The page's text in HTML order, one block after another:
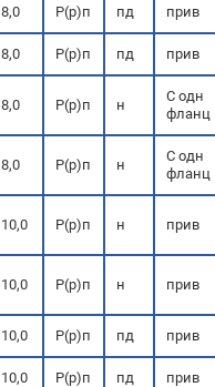
8,0 Р(р)п пд прив
8,0 Р(р)п пд прив
8,0 Р(р)п н
С одн
фланц
8,0 Р(р)п н
С одн
фланц
10,0 Р(р)п н прив
10,0 Р(р)п н прив
10,0 Р(р)п пд прив
10,0 Р(р)п пд прив